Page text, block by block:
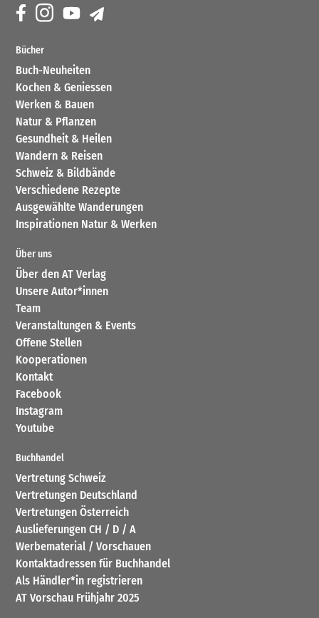
Bücher
Buch-Neuheiten
Kochen & Geniessen
Werken & Bauen
Natur & Pflanzen
Gesundheit & Heilen
Wandern & Reisen
Schweiz & Bildbände
Verschiedene Rezepte
Ausgewählte Wanderungen
Inspirationen Natur & Werken
Über uns
Über den AT Verlag
Unsere Autor*innen
Team
Veranstaltungen & Events
Offene Stellen
Kooperationen
Kontakt
Facebook
Instagram
Youtube
Buchhandel
Vertretung Schweiz
Vertretungen Deutschland
Vertretungen Österreich
Auslieferungen CH / D / A
Werbematerial / Vorschauen
Kontaktadressen für Buchhandel
Als Händler*in registrieren
AT Vorschau Frühjahr 2025